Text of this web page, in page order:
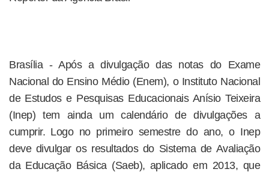
Brasília - Após a divulgação das notas do Exame
Nacional do Ensino Médio (Enem), o Instituto Nacional
de Estudos e Pesquisas Educacionais Anísio Teixeira
(Inep) tem ainda um calendário de divulgações a
cumprir. Logo no primeiro semestre do ano, o Inep
deve divulgar os resultados do Sistema de Avaliação
da Educação Básica (Saeb), aplicado em 2013, que